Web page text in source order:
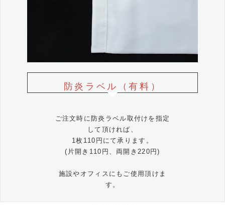
防炎ラベル（有料）
ご注文時に防炎ラベル取付けを指定
して頂ければ、
1枚110円にて承ります。
(片開き110円、両開き220円)
施設やオフィスにもご使用頂けま
す。